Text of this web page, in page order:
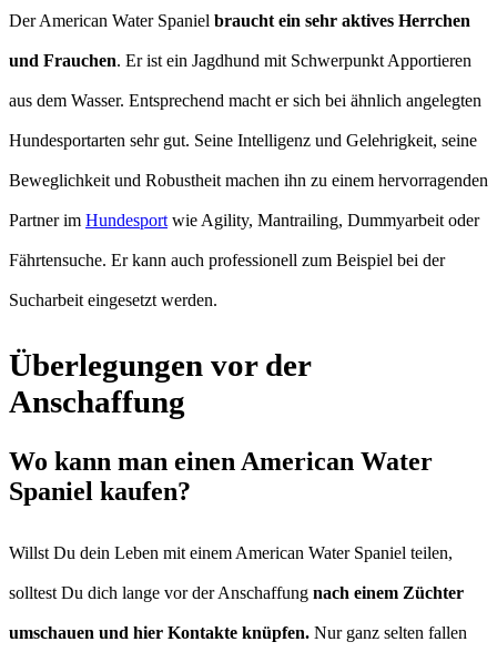
Der American Water Spaniel braucht ein sehr aktives Herrchen
und Frauchen. Er ist ein Jagdhund mit Schwerpunkt Apportieren
aus dem Wasser. Entsprechend macht er sich bei ähnlich angelegten
Hundesportarten sehr gut. Seine Intelligenz und Gelehrigkeit, seine
Beweglichkeit und Robustheit machen ihn zu einem hervorragenden
Partner im Hundesport wie Agility, Mantrailing, Dummyarbeit oder
Fährtensuche. Er kann auch professionell zum Beispiel bei der
Sucharbeit eingesetzt werden.
Überlegungen vor der
Anschaffung
Wo kann man einen American Water
Spaniel kaufen?
Willst Du dein Leben mit einem American Water Spaniel teilen,
solltest Du dich lange vor der Anschaffung nach einem Züchter
umschauen und hier Kontakte knüpfen. Nur ganz selten fallen